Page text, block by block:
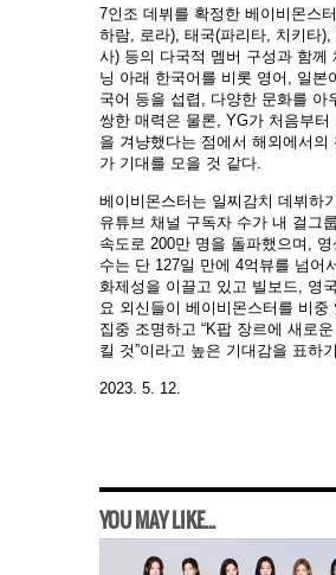
7인조 데뷔를 확정한 베이비몬스
하람, 로라), 태국(파리타, 치키타
사) 등의 다국적 멤버 구성과 함께
닝 아래 한국어를 비롯 영어, 일본
국어 등을 섭렵, 다양한 문화를 아
쌍한 매력은 물론, YG가 처음부터
을 겨냥했다는 점에서 해외에서의
가 기대를 모을 것 같다.
베이비몬스터는 일찌감치 데뷔하
유튜브 채널 구독자 수가 내 걸그
속도로 200만 명을 돌파했으며, 영
수는 단 127일 만에 4억뷰를 넘어
화제성을 이끌고 있고 빌보드, 영
요 외신들이 베이비몬스터를 비중
집중 조명하고 “K팝 장르에 새로
킬 것”이라고 높은 기대감을 표하
2023. 5. 12.
YOU MAY LIKE...